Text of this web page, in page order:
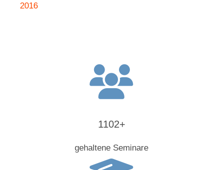
2016
1102+
gehaltene Seminare